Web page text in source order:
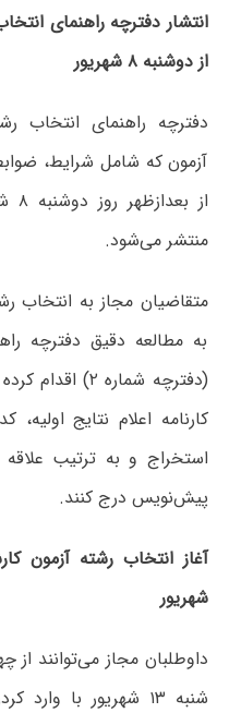
از دوشنبه ۸ شهریور
آزمون که شامل شرایط،
منتشر می‌شود.
متقاضیان مجاز به انتخاب
به مطالعه دقیق دفترچه
(دفترچه شماره
کارنامه اعلام نتایج
استخراج و به ترتیب
پیش‌نویس درج کنند.
شهریور
شنبه ۱۳ شهریور با